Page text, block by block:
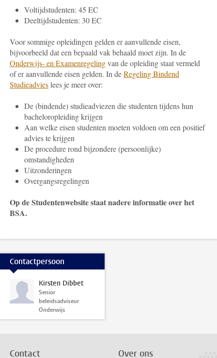
Voltijdstudenten: 45 EC
Deeltijdstudenten: 30 EC
Voor sommige opleidingen gelden er aanvullende eisen,
bijvoorbeeld dat een bepaald vak behaald moet zijn. In de
Onderwijs- en Examenregelingvan de opleiding staat vermeld
of er aanvullende eisen gelden. In deRegeling Bindend
Studieadvieslees je meer over:
De (bindende) studieadviezen die studenten tijdens hun
bacheloropleiding krijgen
Aan welke eisen studenten moeten voldoen om een positief
advies te krijgen
De procedure rond bijzondere (persoonlijke)
omstandigheden
Uitzonderingen
Overgangsregelingen
Op de Studentenwebsite staat nadere informatie over het
BSA.
Contactpersoon
Kirsten Dibbet
Senior
beleidsadviseur
Onderwijs
Contact Over ons